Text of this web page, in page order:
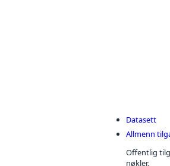
Datasett
Allmenn
Offentlig
nøkler.